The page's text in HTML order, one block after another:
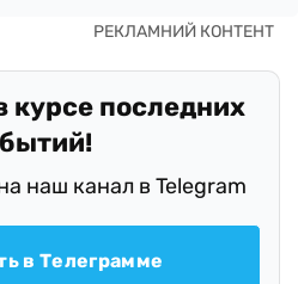
курсе последних
наш канал в Telegram
в Телеграмме